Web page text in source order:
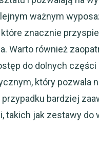
ważnym
znacznie
Warto również
do dolnych części
który pozwala
bardziej
takich jak zestawy do